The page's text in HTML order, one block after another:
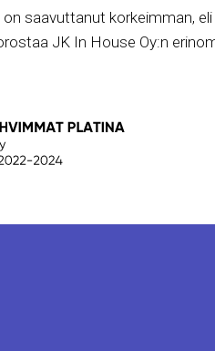
saavuttanut korkeimman,
JK In House Oy:n